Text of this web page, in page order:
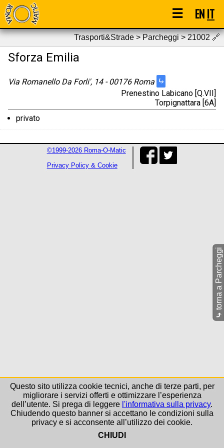
☰ ENIT
Trasporti&Strade > Parcheggi > 21002🔗
Sforza Emilia
Via Romanello Da Forli', 14 - 00176 Roma ⤷
Prenestino Labicano [Q.VII]
Torpignattara [6A]
privato
⤷
torna a Parcheggi
©1999-2026 Roma-O-Matic
Privacy Policy & Cookie
Questo sito utilizza cookie tecnici, anche di terze parti, per
migliorare i servizi offerti e ottimizzare l’esperienza
dell’utente. Si prega di leggere l'informativa sulla privacy.
Chiudendo questo banner si accettano le condizioni sulla
privacy e si acconsente all’utilizzo dei cookie.
CHIUDI